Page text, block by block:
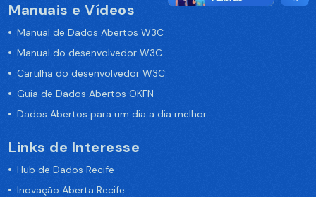
Manuais e Vídeos
Manual de Dados Abertos W3C
Manual do desenvolvedor W3C
Cartilha do desenvolvedor W3C
Guia de Dados Abertos OKFN
Dados Abertos para um dia a dia melhor
Links de Interesse
Hub de Dados Recife
Inovação Aberta Recife